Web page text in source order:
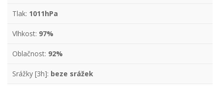
Tlak: 1011hPa
Vlhkost: 97%
Oblačnost: 92%
Srážky [3h]: beze srážek